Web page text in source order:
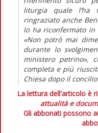
liturgia quale l’ha
ringraziato anche
lo ha riconfermato in
«Non potrò mai
durante lo
ministero petrino»,
completa e più
Chiesa dopo il
La lettura dell'articolo è
attualità e
Gli abbonati possono